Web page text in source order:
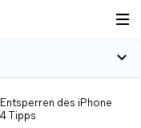
des iPhone
Tipps